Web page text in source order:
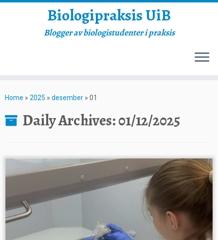
to
Biologipraksis UiB
Blogger av biologistudenter i praksis
Home » 2025 » desember » 01
Daily Archives:01/12/2025